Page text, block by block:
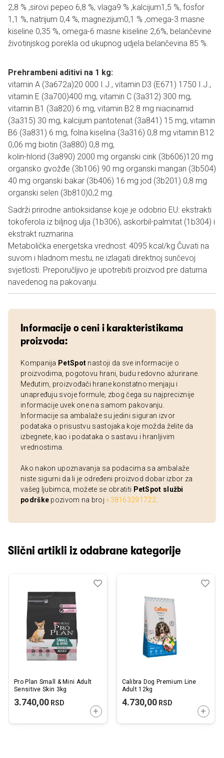
2,8 % ,sirovi pepeo 6,8 %, vlaga9 % ,kalcijum1,5 %, fosfor
1,1 %, natrijum 0,4 %, magnezijum0,1 % ,omega-3 masne
kiseline 0,35 %, omega-6 masne kiseline 2,6%, belančevine
životinjskog porekla od ukupnog udjela belančevina 85 %.
Prehrambeni aditivi na 1 kg:
vitamin A (3a672a)20 000 I.J., vitamin D3 (E671) 1750 I.J.,
vitamin E (3a700)400 mg, vitamin C (3a312) 300 mg,
vitamin B1 (3a820) 6 mg, vitamin B2 8 mg niacinamid
(3a315) 30 mg, kalcijum pantotenat (3a841) 15 mg, vitamin
B6 (3a831) 6 mg, folna kiselina (3a316) 0,8 mg vitamin B12
0,06 mg biotin (3a880) 0,8 mg,
kolin-hlorid (3a890) 2000 mg organski cink (3b606)120 mg
organsko gvožđe (3b106) 90 mg organski mangan (3b504)
40 mg organski bakar (3b406) 16 mg jod (3b201) 0,8 mg
organski selen (3b810)0,2 mg.
Sadrži prirodne antioksidanse koje je odobrio EU: ekstrakti
tokoferola iz biljnog ulja (1b306), askorbil-palmitat (1b304) i
ekstrakt ruzmarina.
Metabolička energetska vrednost: 4095 kcal/kg Čuvati na
suvom i hladnom mestu, ne izlagati direktnoj sunčevoj
svjetlosti. Preporučljivo je upotrebiti proizvod pre datuma
navedenog na pakovanju.
Informacije o ceni i karakteristikama
proizvoda:
Kompanija PetSpot nastoji da sve informacije o
proizvodima, pogotovu hrani, budu redovno ažurirane.
Međutim, proizvođači hrane konstatno menjaju i
unapređuju svoje formule, zbog čega su najpreciznije
informacije uvek one na samom pakovanju.
Informacije sa ambalaže su jedini siguran izvor
podataka o prisustvu sastojaka koje možda želite da
izbegnete, kao i podataka o sastavu i hranljivim
vrednostima.
Ako nakon upoznavanja sa podacima sa ambalaže
niste sigurni da li je određeni proizvod dobar izbor za
vašeg ljubimca, možete se obratiti PetSpot službi
podrške pozivom na broj+38163291722
Slični artikli iz odabrane kategorije
Pro Plan Small & Mini Adult
Sensitive Skin 3kg
3.740,00 RSD
DODAJTE U KORPU
Dodaj
Uporedi
Calibra Dog Premium Line
Adult 12kg
4.730,00RSD